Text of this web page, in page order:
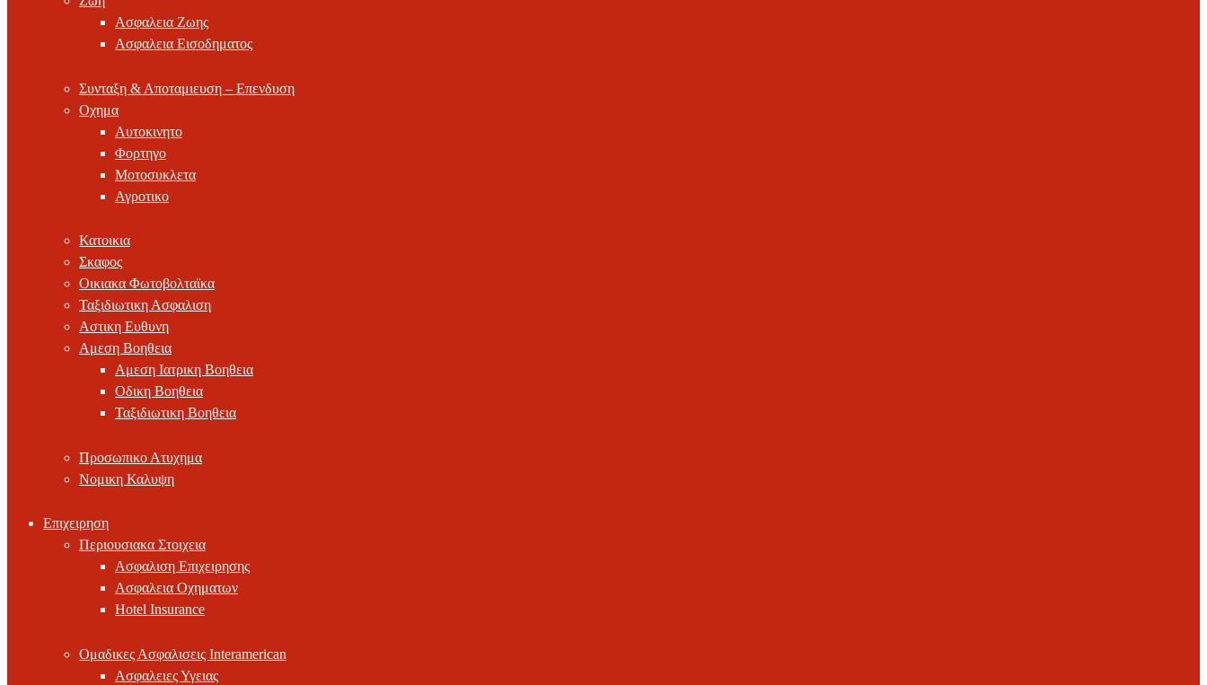
Ασφαλεια Ζωης
Ασφαλεια Εισοδηματος
Συνταξη & Αποταμιευση – Επενδυση
Οχημα
Αυτοκινητο
Φορτηγο
Μοτοσυκλετα
Αγροτικο
Κατοικια
Σκαφος
Οικιακα Φωτοβολταϊκα
Ταξιδιωτικη Ασφαλιση
Αστικη Ευθυνη
Αμεση Βοηθεια
Αμεση Ιατρικη Βοηθεια
Οδικη Βοηθεια
Ταξιδιωτικη Βοηθεια
Προσωπικο Ατυχημα
Νομικη Καλυψη
Επιχειρηση
Περιουσιακα Στοιχεια
Ασφαλιση Επιχειρησης
Ασφαλεια Οχηματων
Hotel Insurance
Ομαδικες Ασφαλισεις Interamerican
Ασφαλειες Υγειας